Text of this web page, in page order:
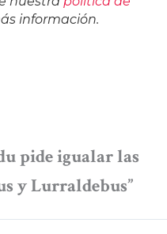
información.
pide igualar las
y Lurraldebus”